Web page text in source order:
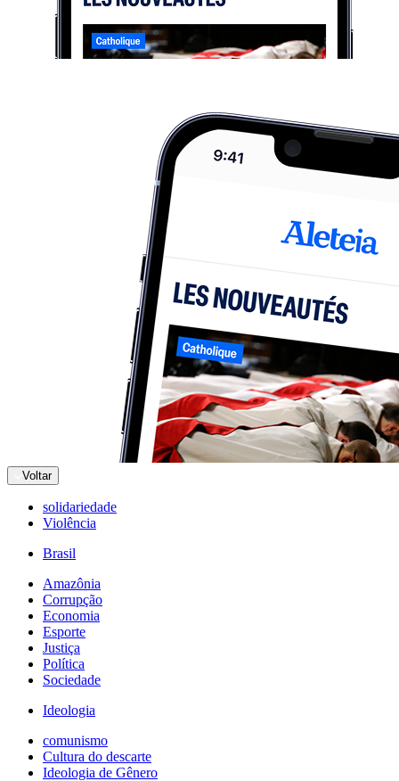
Voltar
solidariedade
Violência
Brasil
Amazônia
Corrupção
Economia
Esporte
Justiça
Política
Sociedade
Ideologia
comunismo
Cultura do descarte
Ideologia de Gênero